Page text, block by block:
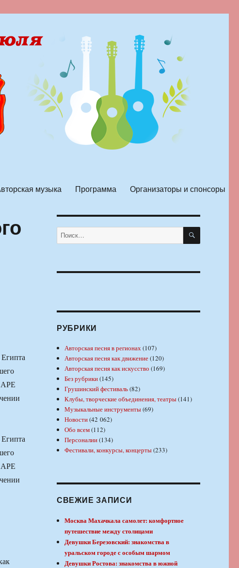
музыка Программа Организаторы и спонсоры
АРЕ
АРЕ
Искать: ПОИСК
РУБРИКИ
Авторская песня в регионах(107)
Авторская песня как движение(120)
Авторская песня как искусство (169)
Без рубрики(145)
Грушинский фестиваль(82)
Клубы, творческие объединения, театры(141)
Музыкальные инструменты(69)
Новости(42 062)
Обо всем(112)
Персоналии(134)
Фестивали, конкурсы, концерты(233)
СВЕЖИЕ ЗАПИСИ
Москва Махачкала самолет: комфортное
путешествие между столицами
Девушки Березовский: знакомства в
уральском городе с особым шармом
Девушки Ростова: знакомства в южной